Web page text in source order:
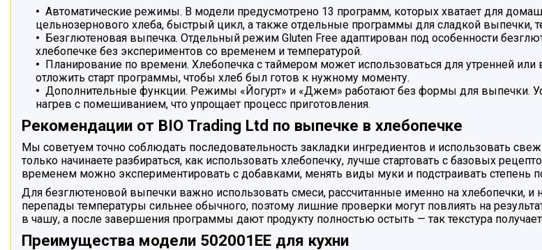
Автоматические режимы. В модели предусмотрено 13 программ, которых хватает для
цельнозернового хлеба, быстрый цикл, а также отдельные программы для сладкой выпечки,
Безглютеновая выпечка. Отдельный режим Gluten Free адаптирован под особенности
хлебопечке без экспериментов со временем и температурой.
Планирование по времени. Хлебопечка с таймером может использоваться для утренней
отложить старт программы, чтобы хлеб был готов к нужному моменту.
Дополнительные функции. Режимы «Йогурт» и «Джем» работают без формы для выпечки.
нагрев с помешиванием, что упрощает процесс приготовления.
Рекомендации от BIO Trading Ltd по выпечке в хлебопечке
Мы советуем точно соблюдать последовательность закладки ингредиентов и использовать
только начинаете разбираться, как использовать хлебопечку, лучше стартовать с базовых
временем можно экспериментировать с добавками, менять виды муки и подстраивать степень
Для безглютеновой выпечки важно использовать смеси, рассчитанные именно на хлебопечки,
перепады температуры сильнее обычного, поэтому лишние проверки могут повлиять на
в чашу, а после завершения программы дают продукту полностью остыть — так текстура
Преимущества модели 502001EE для кухни